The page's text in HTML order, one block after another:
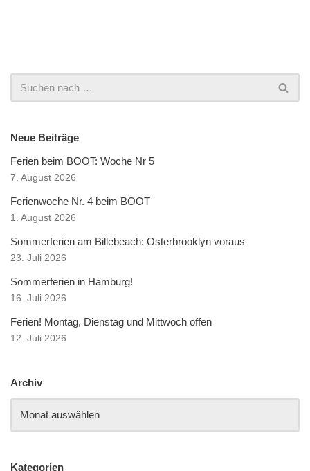
Neue Beiträge
Ferien beim BOOT: Woche Nr 5
7. August 2026
Ferienwoche Nr. 4 beim BOOT
1. August 2026
Sommerferien am Billebeach: Osterbrooklyn voraus
23. Juli 2026
Sommerferien in Hamburg!
16. Juli 2026
Ferien! Montag, Dienstag und Mittwoch offen
12. Juli 2026
Archiv
Kategorien